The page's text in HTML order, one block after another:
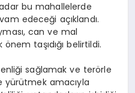
bu mahallelerde
edeceği açıklandı.
can ve mal
taşıdığı belirtildi.
sağlamak ve terörle
yürütmek amacıyla